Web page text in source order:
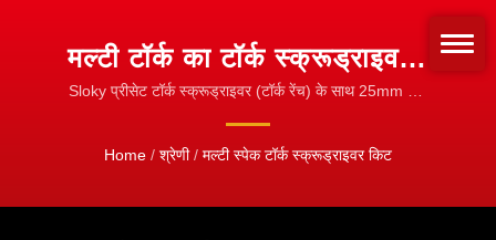
मल्टी टॉर्क का टॉर्क स्क्रूड्राइवर |
SLOKY टॉर्क स्क्रूड्राइवर |
CNC पेशेवरों के लिए सटीक
Sloky प्रीसेट टॉर्क स्क्रूड्राइवर (टॉर्क रेंच) के साथ 25mm और
PLUS® उपलब्ध हैं। तीन प्रकार के हैंडल शामिल हैं जिनमें सामान्य,
Home / श्रेणी / मल्टी स्पेक टॉर्क स्क्रूड्राइवर किट